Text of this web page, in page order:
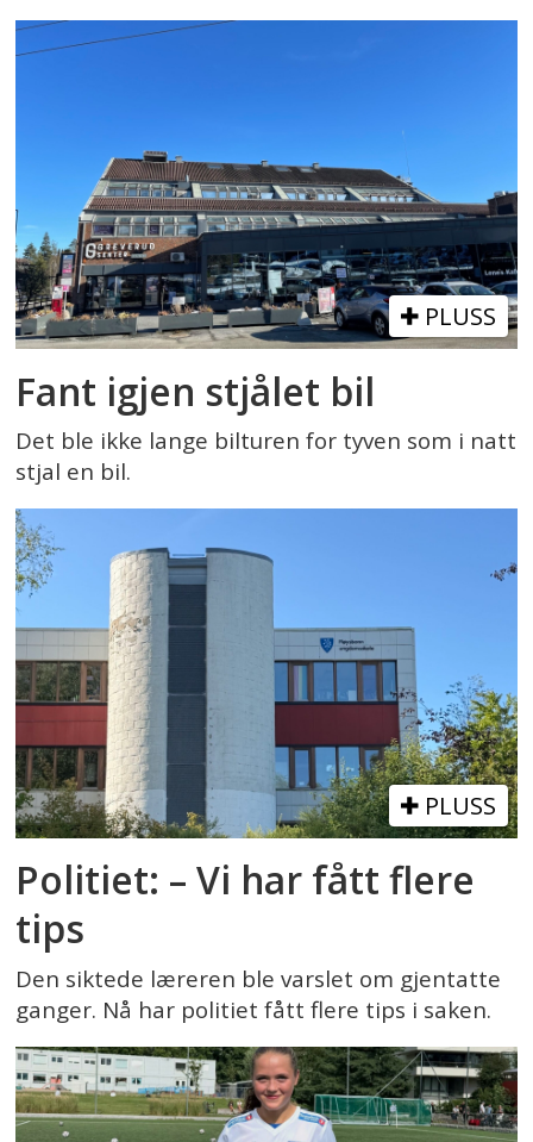
PLUSS
Fant igjen stjålet bil
Det ble ikke lange bilturen for tyven som i natt
stjal en bil.
PLUSS
Politiet: – Vi har fått flere
tips
Den siktede læreren ble varslet om gjentatte
ganger. Nå har politiet fått flere tips i saken.